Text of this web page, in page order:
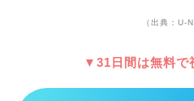
（出典：U-
▼31日間は無料で